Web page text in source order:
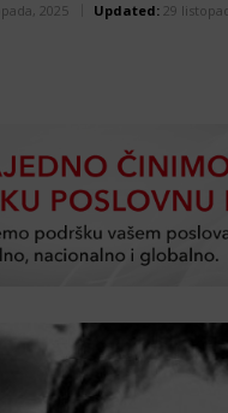
2025 Updated: 29